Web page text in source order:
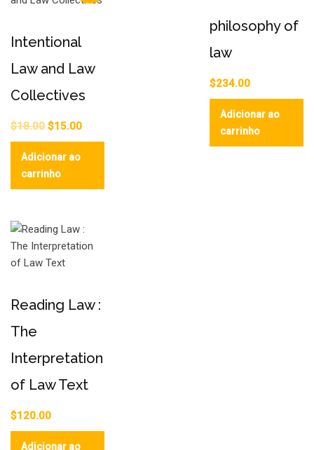
Intentional
Law and Law
Collectives
$18.00 $15.00
Adicionar ao
carrinho
philosophy of
law
$234.00
Adicionar ao
carrinho
Reading Law :
The
Interpretation
of Law Text
$120.00
Adicionar ao